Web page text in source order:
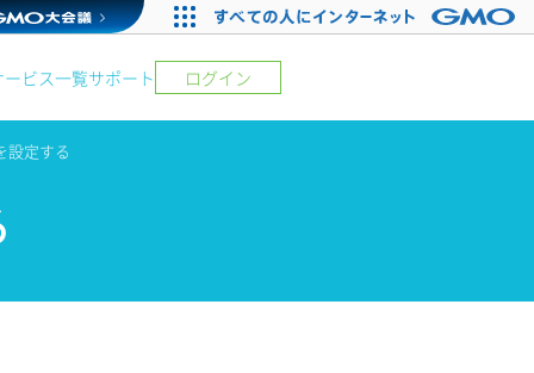
ービス一覧サポート ログイン
設定する